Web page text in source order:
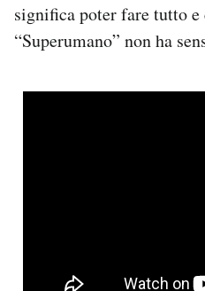
significa poter fare tutto e
“Superumano” non ha